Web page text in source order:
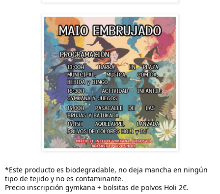
*Este producto es biodegradable, no deja mancha en ningún
tipo de tejido y no es contaminante.
Precio inscripción gymkana + bolsitas de polvos Holi 2€.